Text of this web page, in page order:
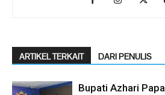
ARTIKEL TERKAIT DARI PENULIS
Bupati Azhari